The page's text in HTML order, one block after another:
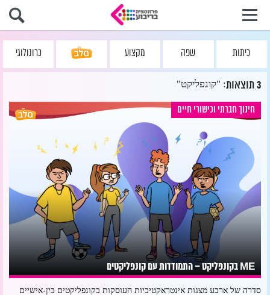
כיתות שפה מקצוע כרונולוגי
3תוצאות: "קונפליקט"
חינוך חברתי וכישורי חיים
ME בקונפליקט – התמודדות עם קונפליקטים
סדרה של ארבע מצגות אינטראקטיביות העוסקות בקונפליקטים בין-אישיים